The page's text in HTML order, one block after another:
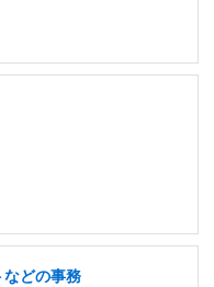
などの事務